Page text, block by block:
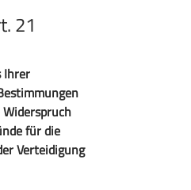
21
Ihrer
für die
Verteidigung